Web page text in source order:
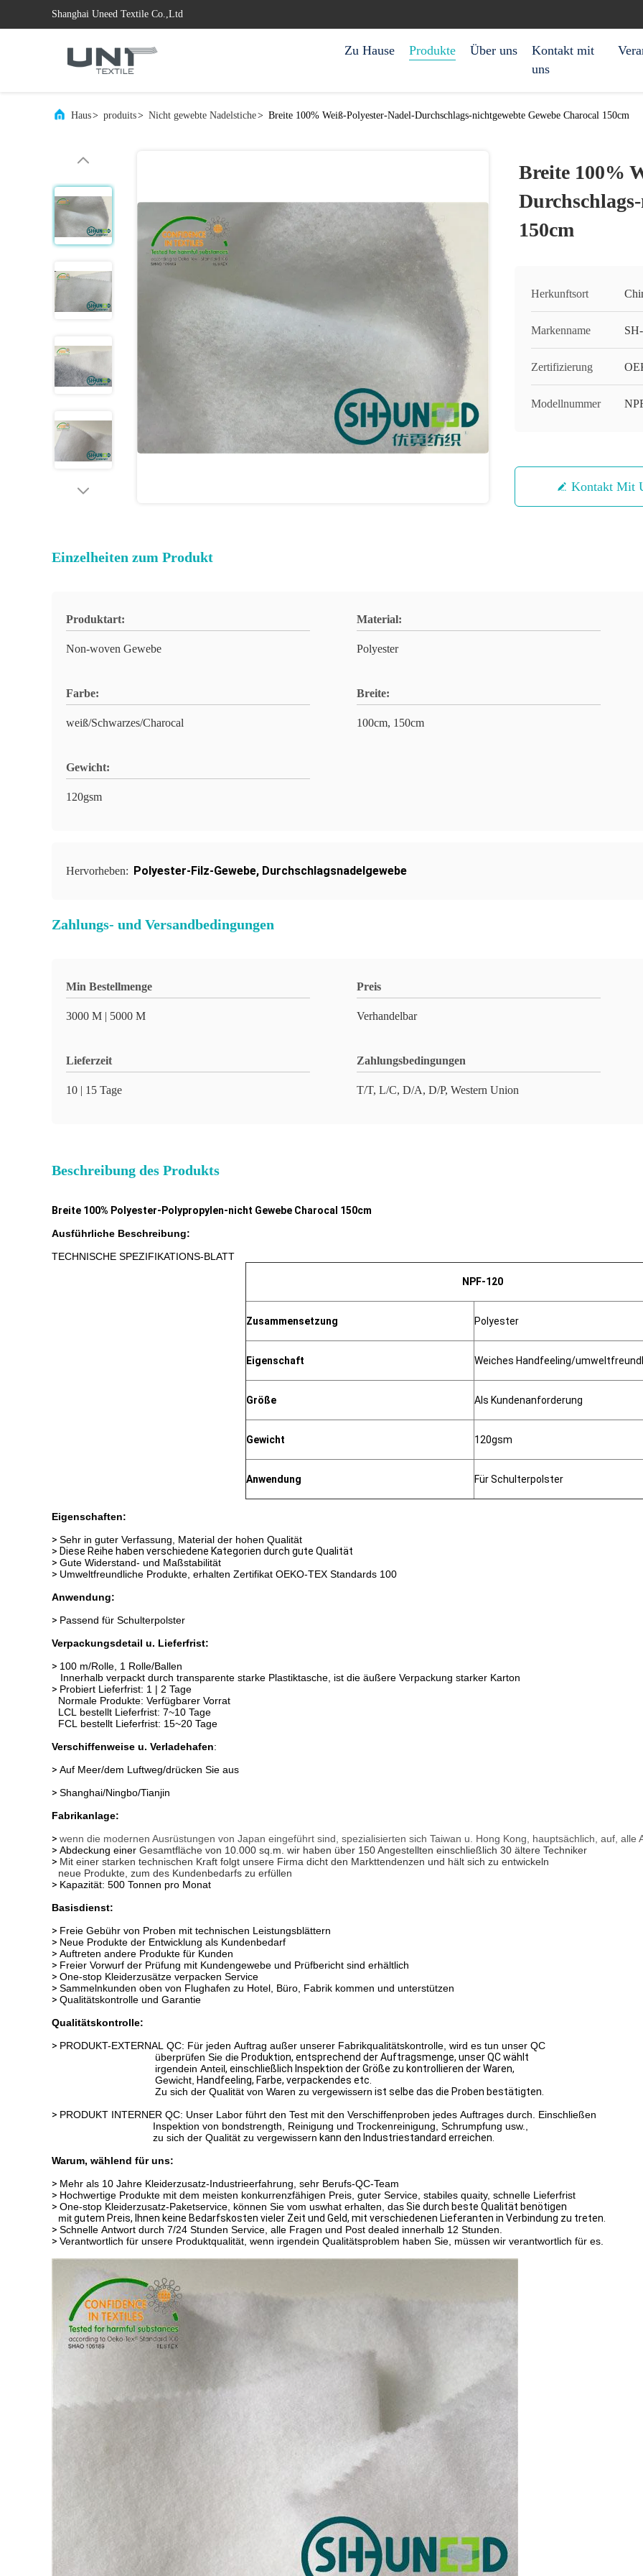
Shanghai Uneed Textile Co.,Ltd
Zu Hause Produkte Über uns
Kontakt mit
uns
Haus> produits> Nicht gewebte Nadelstiche> Breite 100% Weiß-Polyester-Nadel-Durchschlags-nichtgewebte Gewebe Charocal 150cm
Breite 100%
150cm
Herkunftsort
Markenname
Zertifizierung
Modellnummer
Kontakt Mit
Einzelheiten zum Produkt
Produktart:
Non-woven Gewebe
Material:
Polyester
Farbe:
weiß/Schwarzes/Charocal
Breite:
100cm, 150cm
Gewicht:
120gsm
Hervorheben: Polyester-Filz-Gewebe, Durchschlagsnadelgewebe
Zahlungs- und Versandbedingungen
Min Bestellmenge
3000 M | 5000 M
Preis
Verhandelbar
Lieferzeit
10 | 15 Tage
Zahlungsbedingungen
T/T, L/C, D/A, D/P, Western Union
Beschreibung des Produkts
Breite 100% Polyester-Polypropylen-nicht Gewebe Charocal 150cm
Ausführliche Beschreibung:
TECHNISCHE SPEZIFIKATIONS-BLATT
NPF-120
Zusammensetzung Polyester
Eigenschaft Weiches Handfeeling/
Größe Als Kundenanforderung
Gewicht 120gsm
Anwendung Für Schulterpolster
Eigenschaften:
> Sehr in guter Verfassung, Material der hohen Qualität
> Diese Reihe haben verschiedene Kategorien durch gute Qualität
> Gute Widerstand- und Maßstabilität
> Umweltfreundliche Produkte, erhalten Zertifikat OEKO-TEX Standards 100
Anwendung:
> Passend für Schulterpolster
Verpackungsdetail u. Lieferfrist:
> 100 m/Rolle, 1 Rolle/Ballen
Innerhalb verpackt durch transparente starke Plastiktasche, ist die äußere Verpackung starker Karton
> Probiert Lieferfrist: 1 | 2 Tage
Normale Produkte: Verfügbarer Vorrat
LCL bestellt Lieferfrist: 7~10 Tage
FCL bestellt Lieferfrist: 15~20 Tage
Verschiffenweise u. Verladehafen:
> Auf Meer/dem Luftweg/drücken Sie aus
> Shanghai/Ningbo/Tianjin
Fabrikanlage:
> wenn die modernen Ausrüstungen von Japan eingeführt sind, spezialisierten sich Taiwan u. Hong Kong, hauptsächlich, auf, alle
> Abdeckung einer Gesamtfläche von 10.000 sq.m. wir haben über 150 Angestellten einschließlich 30 ältere Techniker
> Mit einer starken technischen Kraft folgt unsere Firma dicht den Markttendenzen und hält sich zu entwickeln
neue Produkte, zum des Kundenbedarfs zu erfüllen
> Kapazität: 500 Tonnen pro Monat
Basisdienst:
> Freie Gebühr von Proben mit technischen Leistungsblättern
> Neue Produkte der Entwicklung als Kundenbedarf
> Auftreten andere Produkte für Kunden
> Freier Vorwurf der Prüfung mit Kundengewebe und Prüfbericht sind erhältlich
> One-stop Kleiderzusätze verpacken Service
> Sammelnkunden oben von Flughafen zu Hotel, Büro, Fabrik kommen und unterstützen
> Qualitätskontrolle und Garantie
Qualitätskontrolle:
> PRODUKT-EXTERNAL QC: Für jeden Auftrag außer unserer Fabrikqualitätskontrolle, wird es tun unser QC
überprüfen Sie die Produktion, entsprechend der Auftragsmenge, unser QC wählt
irgendein Anteil, einschließlich Inspektion der Größe zu kontrollieren der Waren,
Gewicht, Handfeeling, Farbe, verpackendes etc.
Zu sich der Qualität von Waren zu vergewissern ist selbe das die Proben bestätigten.
> PRODUKT INTERNER QC: Unser Labor führt den Test mit den Verschiffenproben jedes Auftrages durch. Einschließen
Inspektion von bondstrength, Reinigung und Trockenreinigung, Schrumpfung usw.,
zu sich der Qualität zu vergewissern kann den Industriestandard erreichen.
Warum, wählend für uns:
> Mehr als 10 Jahre Kleiderzusatz-Industrieerfahrung, sehr Berufs-QC-Team
> Hochwertige Produkte mit dem meisten konkurrenzfähigen Preis, guter Service, stabiles quaity, schnelle Lieferfrist
> One-stop Kleiderzusatz-Paketservice, können Sie vom uswhat erhalten, dasSie durch beste Qualität benötigen
mitgutem Preis, Ihnen keine Bedarfskosten vieler Zeit und Geld, mit verschiedenen Lieferanten in Verbindung zu treten.
> Schnelle Antwort durch 7/24 Stunden Service, alle Fragen und Post dealed innerhalb 12 Stunden.
> Verantwortlich für unsere Produktqualität, wenn irgendein Qualitätsproblem haben Sie, müssen wir verantwortlich für es.